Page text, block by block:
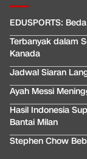
EDUSPORTS:
Terbanyak dalam
Kanada
Jadwal Siaran
Ayah Messi
Hasil Indonesia
Bantai Milan
Stephen Chow